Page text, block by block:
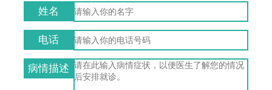
姓名
电话
病情描述